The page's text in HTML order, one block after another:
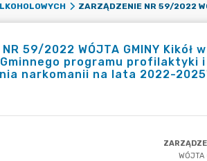
NR 59/2022 WÓJTA GMINY
programu
narkomanii na lata 2022-